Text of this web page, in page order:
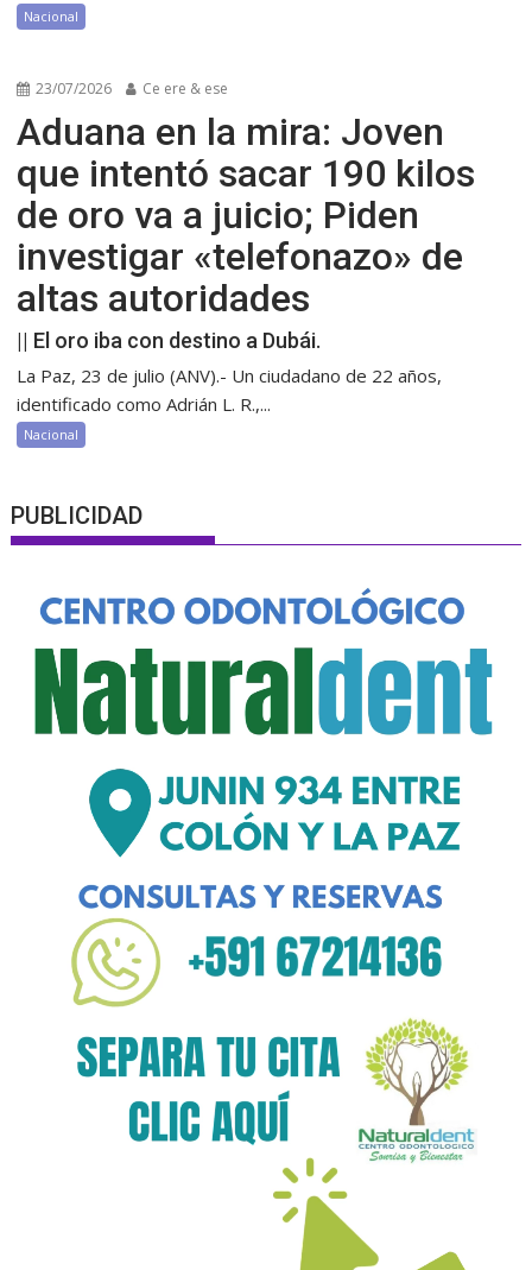
Nacional
23/07/2026 Ce ere & ese
Aduana en la mira: Joven
que intentó sacar 190 kilos
de oro va a juicio; Piden
investigar «telefonazo» de
altas autoridades
|| El oro iba con destino a Dubái.
La Paz, 23 de julio (ANV).- Un ciudadano de 22 años,
identificado como Adrián L. R.,...
Nacional
PUBLICIDAD